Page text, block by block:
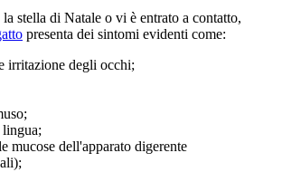
stella di Natale o vi è entrato a contatto,
presenta dei sintomi evidenti come:
irritazione degli occhi;
mucose dell'apparato digerente